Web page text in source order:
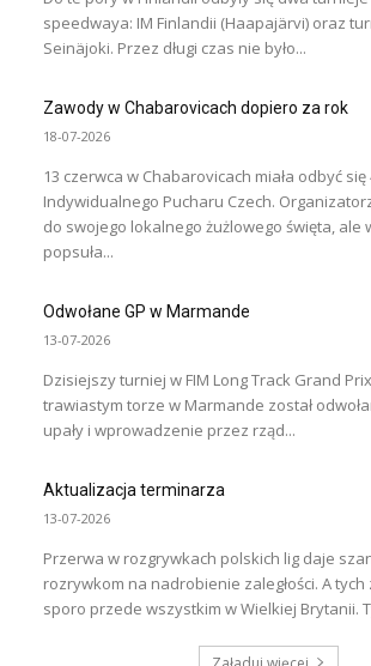
speedwaya: IM Finlandii (Haapajärvi) oraz
Seinäjoki. Przez długi czas nie było...
Zawody w Chabarovicach dopiero za rok
18-07-2026
13 czerwca w Chabarovicach miała odbyć
Indywidualnego Pucharu Czech.
do swojego lokalnego żużlowego święta, ale
popsuła...
Odwołane GP w Marmande
13-07-2026
Dzisiejszy turniej w FIM Long Track Grand
trawiastym torze w Marmande został
upały i wprowadzenie przez rząd...
Aktualizacja terminarza
13-07-2026
Przerwa w rozgrywkach polskich lig daje
rozrywkom na nadrobienie zaległości. A tych
sporo przede wszystkim w Wielkiej Brytanii.